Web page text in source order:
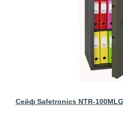
Сейф Safetronics NTR-